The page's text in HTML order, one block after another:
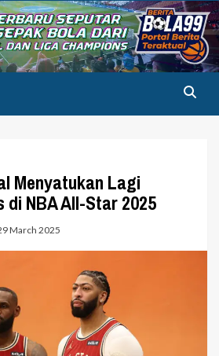
Menyatukan Lagi
di NBA All-Star 2025
March 2025